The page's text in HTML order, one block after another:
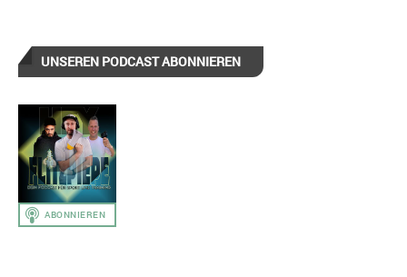
UNSEREN PODCAST ABONNIEREN